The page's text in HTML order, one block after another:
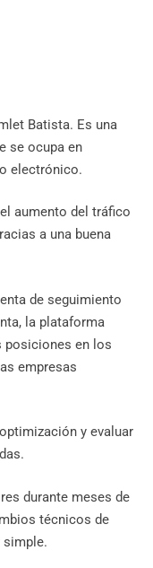
Batista. Es una
se ocupa en
electrónico.
aumento del tráfico
a una buena
de seguimiento
la plataforma
posiciones en los
empresas
y evaluar
durante meses de
técnicos de
simple.